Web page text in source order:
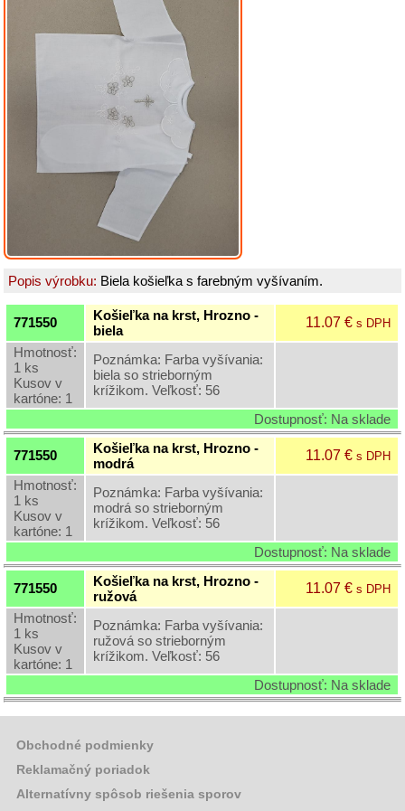
Papier
Dekorácie
Ostatný
rôzny
sortiment
potreby
a
rôzne
fľaše
Krstové
Podložky
pod
sviečky
Kvetinárske
-
bodce,
stuhy,
organzy,
celofány,
Flore
Otravy,
pasce,
lapače
Zapaľovače
a
Popis výrobku: Biela košieľka s farebným vyšívaním.
771550
Košieľka na krst, Hrozno -
biela
11.07 €s DPH
Hmotnosť:
1 ks
Kusov v
kartóne: 1
Poznámka: Farba vyšívania:
biela so strieborným
krížikom. Veľkosť: 56
Dostupnosť: Na sklade
771550
Košieľka na krst, Hrozno -
modrá
11.07 €s DPH
Hmotnosť:
1 ks
Kusov v
kartóne: 1
Poznámka: Farba vyšívania:
modrá so strieborným
krížikom. Veľkosť: 56
Dostupnosť: Na sklade
771550
Košieľka na krst, Hrozno -
ružová
11.07 €s DPH
Hmotnosť:
1 ks
Kusov v
kartóne: 1
Poznámka: Farba vyšívania:
ružová so strieborným
krížikom. Veľkosť: 56
Dostupnosť: Na sklade
Obchodné podmienky
Reklamačný poriadok
Alternatívny spôsob riešenia sporov